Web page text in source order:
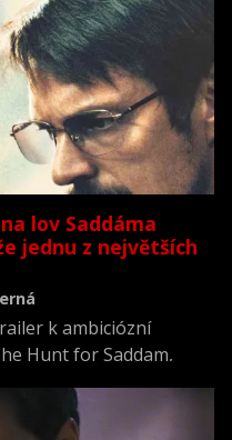
lov Saddáma
jednu z největších
k ambiciózní
Hunt for Saddam,